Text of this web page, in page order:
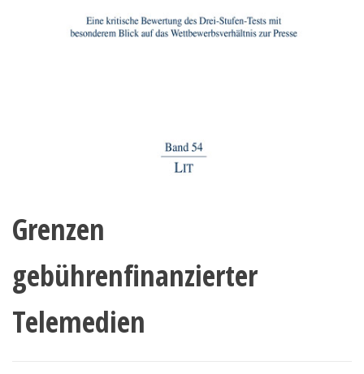
Grenzen
gebührenfinanzierter
Telemedien